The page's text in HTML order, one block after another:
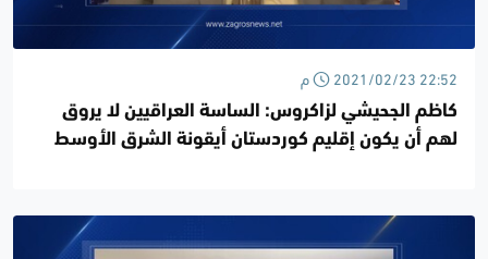
2021/02/23 22:52 م
كاظم الجحيشي لزاكروس: الساسة العراقيين لا يروق
لهم أن يكون إقليم كوردستان أيقونة الشرق الأوسط